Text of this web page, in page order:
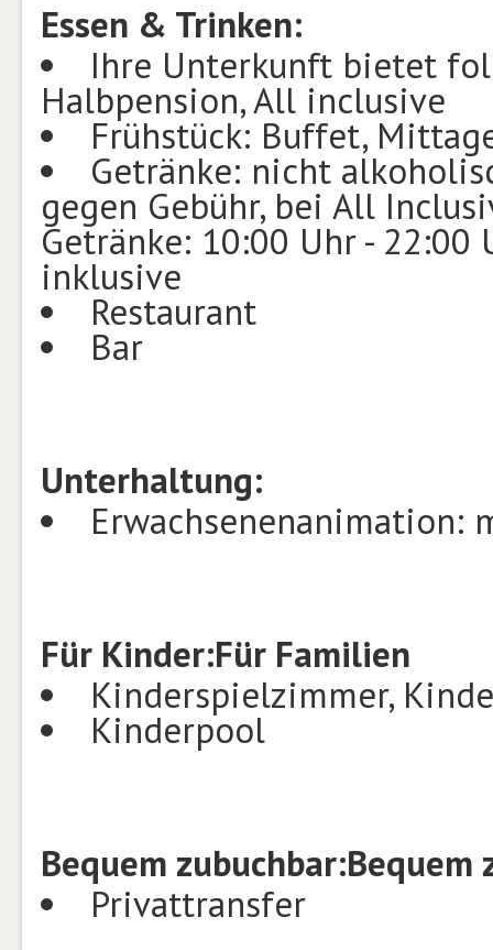
Essen & Trinken:
Ihre Unterkunft bietet
Halbpension, All inclusive
Frühstück: Buffet,
Getränke: nicht
gegen Gebühr, bei All
Getränke: 10:00 Uhr - 22:00
inklusive
Restaurant
Bar
Unterhaltung:
Erwachsenenanimation:
Für Kinder:Für Familien
Kinderspielzimmer,
Kinderpool
Bequem zubuchbar:Bequem
Privattransfer